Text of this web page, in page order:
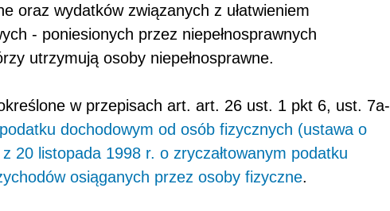
oraz wydatków związanych z ułatwieniem
- poniesionych przez niepełnosprawnych
utrzymują osoby niepełnosprawne.
w przepisach art. art. 26 ust. 1 pkt 6, ust. 7a-
dochodowym od osób fizycznych (ustawa o
20 listopada 1998 r. o zryczałtowanym podatku
osiąganych przez osoby fizyczne.